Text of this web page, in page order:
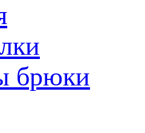
брюки